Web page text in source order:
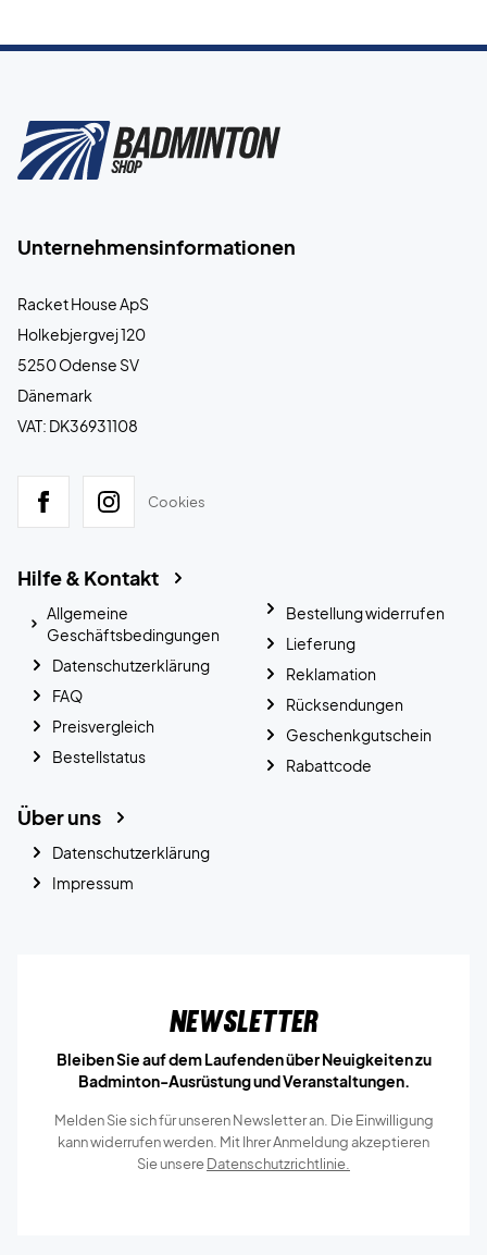
Unternehmensinformationen
Racket House ApS
Holkebjergvej 120
5250 Odense SV
Dänemark
VAT: DK36931108
Cookies
Hilfe & Kontakt
Allgemeine
Geschäftsbedingungen
Datenschutzerklärung
FAQ
Preisvergleich
Bestellstatus
Bestellung widerrufen
Lieferung
Reklamation
Rücksendungen
Geschenkgutschein
Rabattcode
Über uns
Datenschutzerklärung
Impressum
Newsletter
Bleiben Sie auf dem Laufenden über Neuigkeiten zu
Badminton-Ausrüstung und Veranstaltungen.
Melden Sie sich für unseren Newsletter an. Die Einwilligung
kann widerrufen werden. Mit Ihrer Anmeldung akzeptieren
Sie unsereDatenschutzrichtlinie.